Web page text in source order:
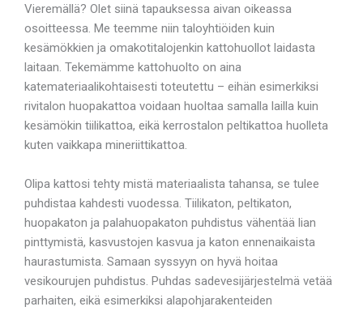
Vieremällä? Olet siinä tapauksessa aivan oikeassa
osoitteessa. Me teemme niin taloyhtiöiden kuin
kesämökkien ja omakotitalojenkin kattohuollot laidasta
laitaan. Tekemämme kattohuolto on aina
katemateriaalikohtaisesti toteutettu – eihän esimerkiksi
rivitalon huopakattoa voidaan huoltaa samalla lailla kuin
kesämökin tiilikattoa, eikä kerrostalon peltikattoa huolleta
kuten vaikkapa mineriittikattoa.
Olipa kattosi tehty mistä materiaalista tahansa, se tulee
puhdistaa kahdesti vuodessa. Tiilikaton, peltikaton,
huopakaton ja palahuopakaton puhdistus vähentää lian
pinttymistä, kasvustojen kasvua ja katon ennenaikaista
haurastumista. Samaan syssyyn on hyvä hoitaa
vesikourujen puhdistus. Puhdas sadevesijärjestelmä vetää
parhaiten, eikä esimerkiksi alapohjarakenteiden